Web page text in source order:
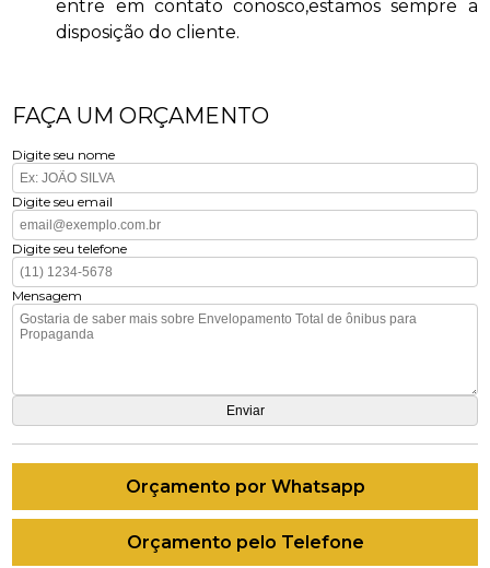
entre em contato conosco,estamos sempre a
disposição do cliente.
FAÇA UM ORÇAMENTO
Digite seu nome
Digite seu email
Digite seu telefone
Mensagem
Orçamento por Whatsapp
Orçamento pelo Telefone